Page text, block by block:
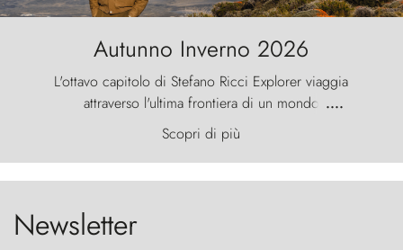
Autunno Inverno 2026
L'ottavo capitolo di Stefano Ricci Explorer viaggia
attraverso l'ultima frontiera di un mondo
primordiale, dove il vento scolpisce la natura con
furia ancestrale e le Torres del Paine sfidano il
cielo come sentinelle di pietra.
....
Scopri di più
Newsletter